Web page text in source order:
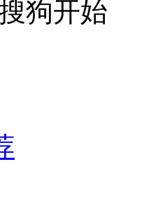
双人欧洲极光闪耀之旅
首曝 传祺GA3改动而来!
晰谍照曝光 或明年上市
狗开始